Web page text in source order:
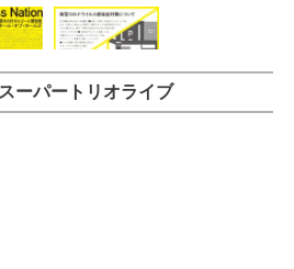
ーパートリオライブ